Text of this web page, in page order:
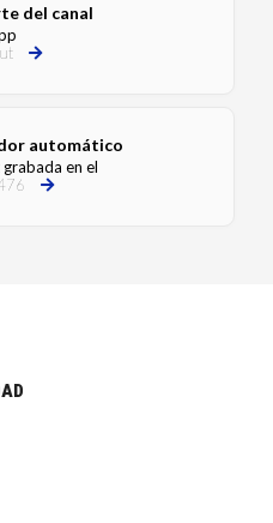
del canal
automático
en el